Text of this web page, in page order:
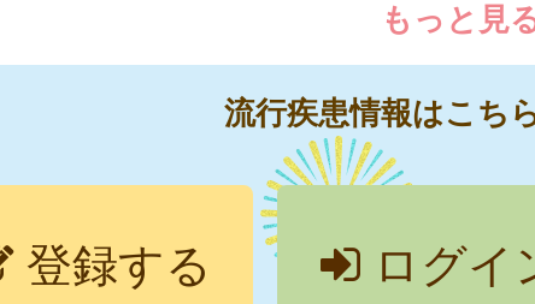
もっと見
流行疾患情報はこち
登録する ログイ